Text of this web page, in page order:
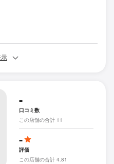
示
-
口コミ数
この店舗の合計 11
-
評価
この店舗の合計 4.81